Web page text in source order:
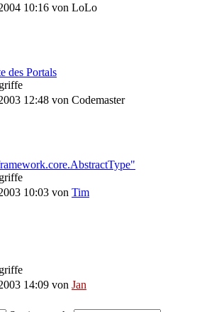
10:16 von LoLo
des Portals
12:48 von Codemaster
10:03 von Tim
14:09 von Jan